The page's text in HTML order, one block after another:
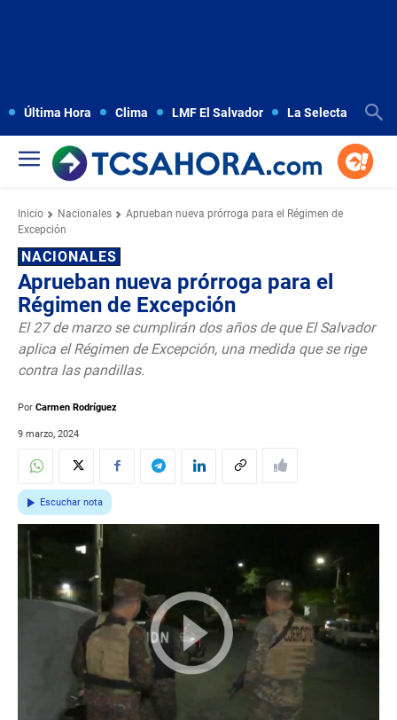
Última Hora Clima LMF El Salvador La Selecta
Inicio Nacionales
Aprueban nueva prórroga para el Régimen de
Excepción
NACIONALES
Aprueban nueva prórroga para el
Régimen de Excepción
El 27 de marzo se cumplirán dos años de que El Salvador
aplica el Régimen de Excepción, una medida que se rige
contra las pandillas.
Por Carmen Rodríguez
9 marzo, 2024
Escuchar nota